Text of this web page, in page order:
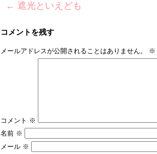
← 遮光といえども
コメントを残す
メールアドレスが公開されることはありません。 ※
コメント ※
名前 ※
メール ※